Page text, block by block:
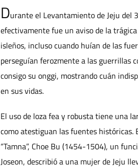
Durante el Levantamiento de Jeju del
efectivamente fue un aviso de la
isleños, incluso cuando huían de las
perseguían ferozmente a las guerrillas
consigo su onggi, mostrando cuán
en sus vidas.
El uso de loza fea y robusta tiene una
como atestiguan las fuentes históricas.
“Tamna”, Choe Bu (1454-1504), un
Joseon, describió a una mujer de Jeju